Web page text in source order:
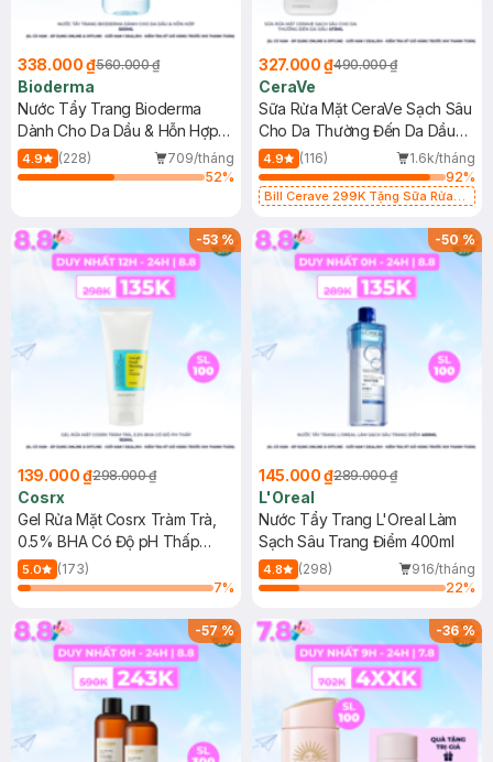
338.000 ₫560.000 ₫
Bioderma
Nước Tẩy Trang Bioderma
Dành Cho Da Dầu & Hỗn Hợp
500ml
4.9 (228)
709/tháng
52%
327.000 ₫490.000 ₫
CeraVe
Sữa Rửa Mặt CeraVe Sạch Sâu
Cho Da Thường Đến Da Dầu
473ml
4.9 (116)
1.6k/tháng
92%
Bill Cerave 299K Tặng Sữa Rửa
-53%
139.000 ₫298.000 ₫
Cosrx
Gel Rửa Mặt Cosrx Tràm Trà,
0.5% BHA Có Độ pH Thấp
150ml
5.0
(173)
7%
-50%
145.000 ₫289.000 ₫
L'Oreal
Nước Tẩy Trang L'Oreal Làm
Sạch Sâu Trang Điểm 400ml
4.8 (298)
916/tháng
22%
-57% -36%